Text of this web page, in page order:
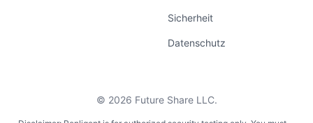
Sicherheit
Datenschutz
© 2026 Future Share LLC.